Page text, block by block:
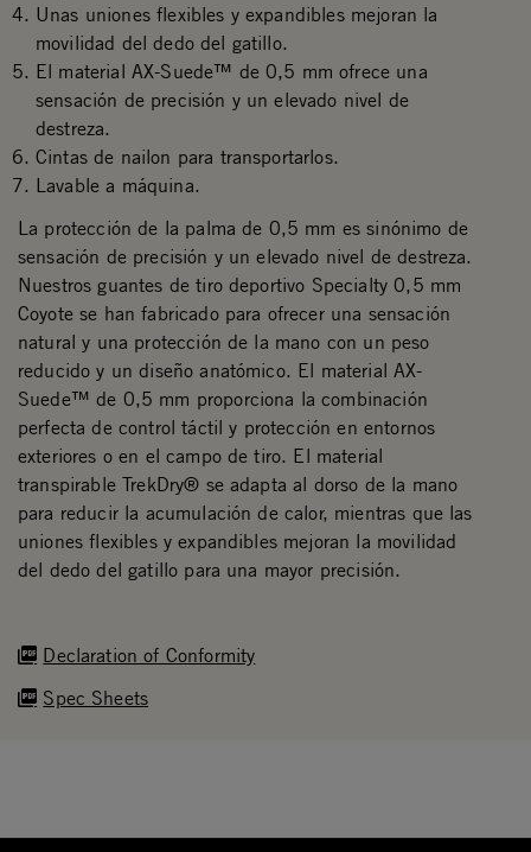
Unas uniones flexibles y expandibles mejoran la
movilidad del dedo del gatillo.
El material AX-Suede™ de 0,5 mm ofrece una
sensación de precisión y un elevado nivel de
destreza.
Cintas de nailon para transportarlos.
Lavable a máquina.
Declaration of Conformity
Spec Sheets
La protección de la palma de 0,5 mm es sinónimo de
sensación de precisión y un elevado nivel de destreza.
Nuestros guantes de tiro deportivo Specialty 0,5 mm
Coyote se han fabricado para ofrecer una sensación
natural y una protección de la mano con un peso
reducido y un diseño anatómico. El material AX-
Suede™ de 0,5 mm proporciona la combinación
perfecta de control táctil y protección en entornos
exteriores o en el campo de tiro. El material
transpirable TrekDry® se adapta al dorso de la mano
para reducir la acumulación de calor, mientras que las
uniones flexibles y expandibles mejoran la movilidad
del dedo del gatillo para una mayor precisión.